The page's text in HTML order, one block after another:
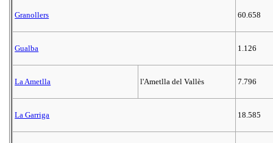
Granollers 60.658
Gualba 1.126
La Ametlla l'Ametlla del Vallès 7.796
La Garriga 18.585